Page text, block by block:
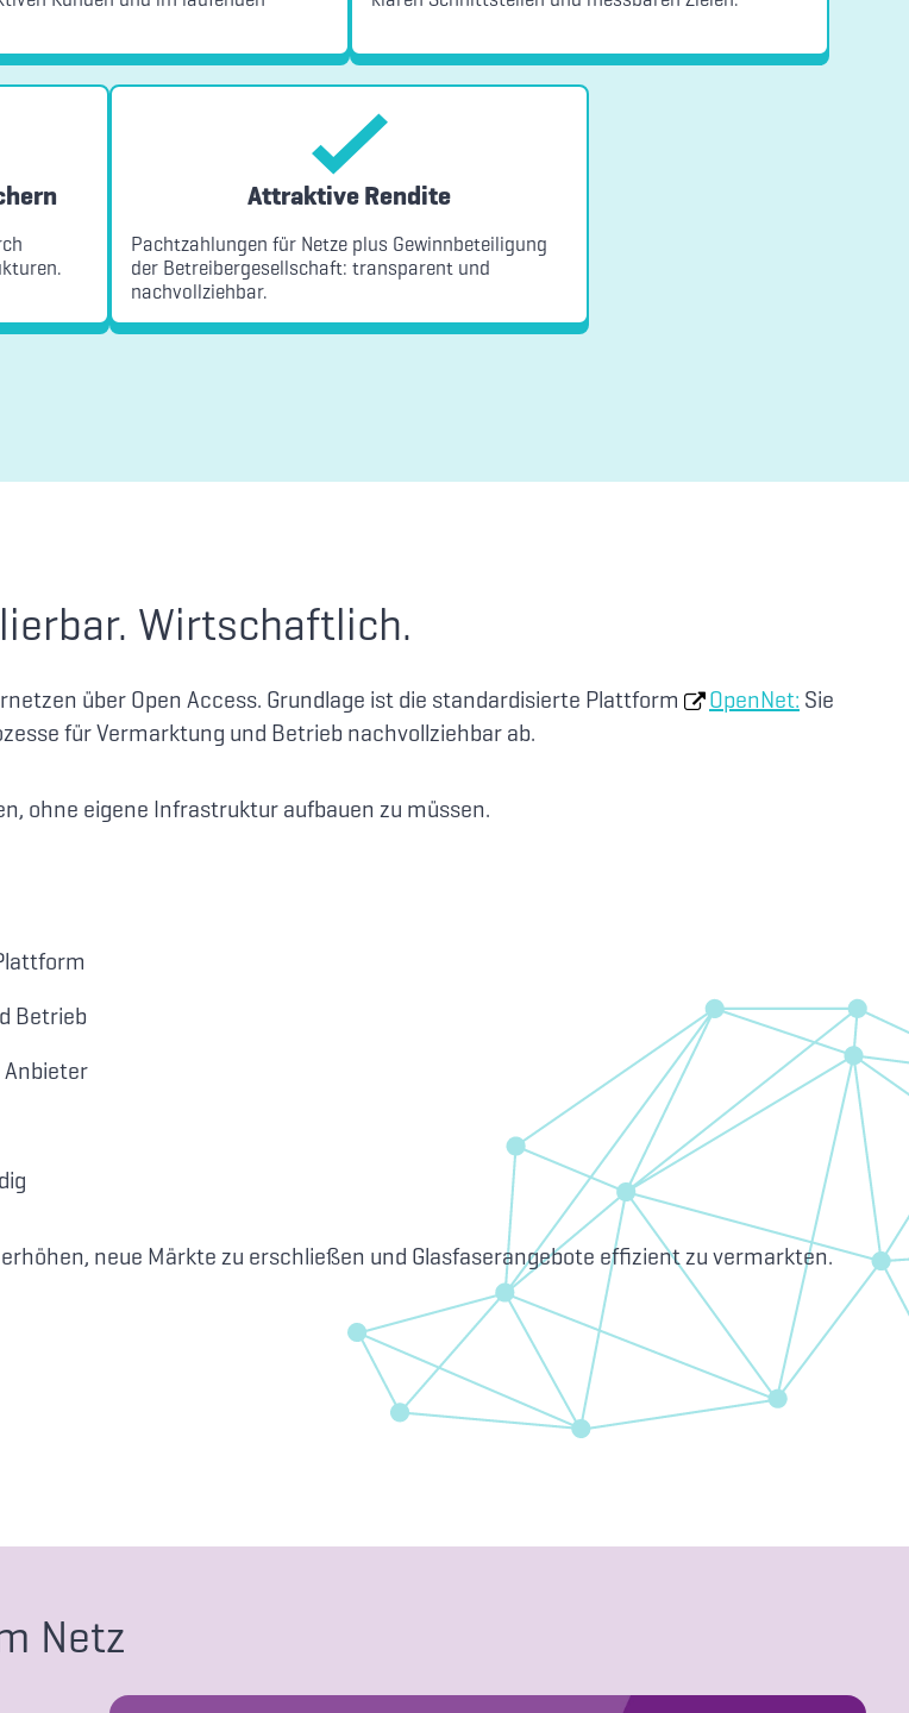
Attraktive Rendite
Pachtzahlungen für Netze plus Gewinnbeteiligung
der Betreibergesellschaft: transparent und
nachvollziehbar.
Wirtschaftlich.
über Open Access. Grundlage ist die standardisierte Plattform OpenNet: Sie
für Vermarktung und Betrieb nachvollziehbar ab.
ohne eigene Infrastruktur aufbauen zu müssen.
Betrieb
neue Märkte zu erschließen und Glasfaserangebote effizient zu vermarkten.
Netz